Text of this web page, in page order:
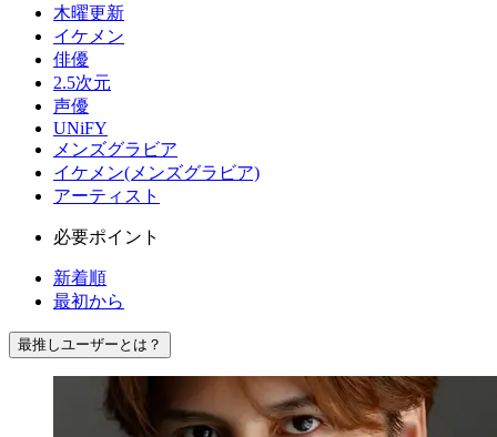
木曜更新
イケメン
俳優
2.5次元
声優
UNiFY
メンズグラビア
イケメン(メンズグラビア)
アーティスト
必要ポイント
新着順
最初から
最推しユーザーとは？